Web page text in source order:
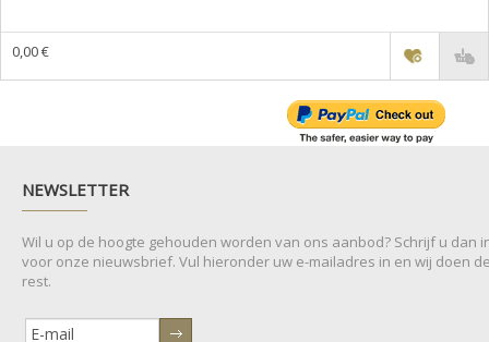
0,00 €
NEWSLETTER
Wil u op de hoogte gehouden worden van ons aanbod? Schrijf u dan
voor onze nieuwsbrief. Vul hieronder uw e-mailadres in en wij doen
rest.